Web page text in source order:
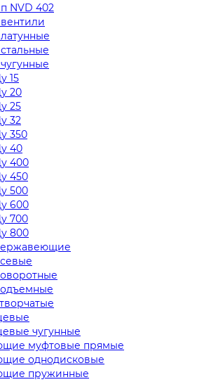
NVD 402
15
20
25
32
350
40
400
450
500
600
700
800
чугунные
муфтовые прямые
однодисковые
пружинные